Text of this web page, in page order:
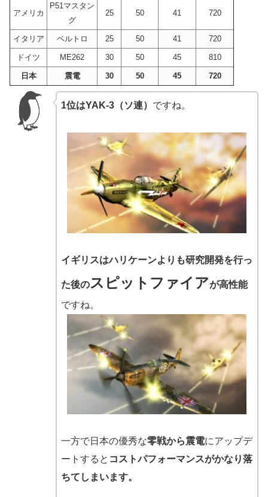
アメリカ
P51マスタン
グ
25 50 41 720
イタリア ベルトロ 25 50 41 720
ドイツ ME262 30 50 45 810
日本 震電 30 50 45 720
1位はYAK-3（ソ連） ですね。
イギリスはハリケーンよりも研究開発を行っ
た後のスピットファイアが高性能
ですね。
一方で日本の優秀な零戦から震電にアップデ
ートすると コストパフォーマンスがかなり落
ちてしまいます。